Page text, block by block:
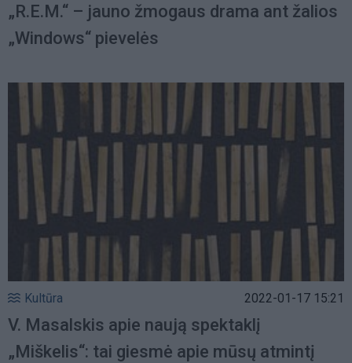
„R.E.M.“ – jauno žmogaus drama ant žalios
„Windows“ pievelės
Kultūra 2022-01-17 15:21
V. Masalskis apie naują spektaklį
„Miškelis“: tai giesmė apie mūsų atmintį